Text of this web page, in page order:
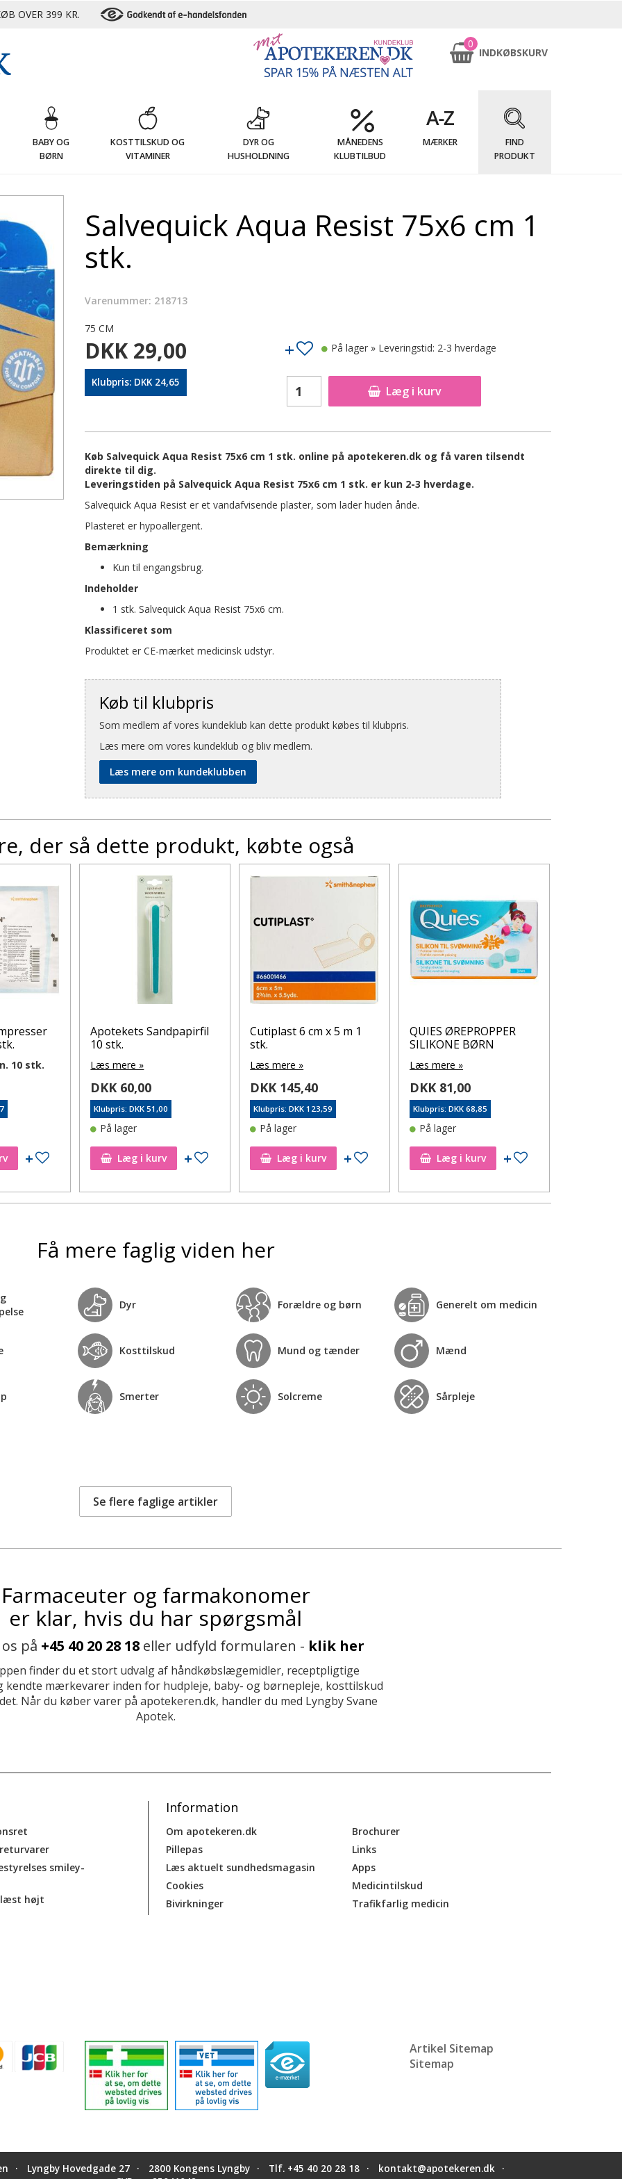
OVER 399 KR.
0
INDKØBSKURV
BABY OG
BØRN
KOSTTILSKUD OG
VITAMINER
DYR OG
HUSHOLDNING
MÅNEDENS
KLUBTILBUD
MÆRKER
FIND
PRODUKT
Salvequick Aqua Resist 75x6 cm 1
stk.
Varenummer: 218713
75 CM
DKK 29,00
Klubpris: DKK 24,65
Læg i kurv
På lager » Leveringstid: 2-3 hverdage
Køb Salvequick Aqua Resist 75x6 cm 1 stk. online på apotekeren.dk og få varen tilsendt
direkte til dig.
Leveringstiden på Salvequick Aqua Resist 75x6 cm 1 stk. er kun 2-3 hverdage.
Salvequick Aqua Resist er et vandafvisende plaster, som lader huden ånde.
Plasteret er hypoallergent.
Bemærkning
Kun til engangsbrug.
Indeholder
1 stk. Salvequick Aqua Resist 75x6 cm.
Klassificeret som
Produktet er CE-mærket medicinsk udstyr.
Køb til klubpris
Som medlem af vores kundeklub kan dette produkt købes til klubpris.
Læs mere om vores kundeklub og bliv medlem.
Læs mere om kundeklubben
der så dette produkt, købte også
10 stk.
Tilføj til ønskeseddel
Apotekets Sandpapirfil
10 stk.
Læs mere »
DKK 60,00
Klubpris: DKK 51,00
På lager
Læg i kurv Tilføj til ønskeseddel
Cutiplast 6 cm x 5 m 1
stk.
Læs mere »
DKK 145,40
Klubpris: DKK 123,59
På lager
Læg i kurv Tilføj til ønskeseddel
QUIES ØREPROPPER
SILIKONE BØRN
Læs mere »
DKK 81,00
Klubpris: DKK 68,85
På lager
Læg i kurv Tilføj til ønskeseddel
Få mere faglig viden her
Dyr Forældre og børn Generelt om medicin
Kosttilskud Mund og tænder Mænd
Smerter Solcreme Sårpleje
Se flere faglige artikler
Farmaceuter og farmakonomer
er klar, hvis du har spørgsmål
på +45 40 20 28 18 eller udfyld formularen - klik her
finder du et stort udvalg af håndkøbslægemidler, receptpligtige
kendte mærkevarer inden for hudpleje, baby- og børnepleje, kosttilskud
Når du køber varer på apotekeren.dk, handler du med Lyngby Svane
Apotek.
smiley-
læst højt
Information
Om apotekeren.dk
Pillepas
Læs aktuelt sundhedsmagasin
Cookies
Bivirkninger
Brochurer
Links
Apps
Medicintilskud
Trafikfarlig medicin
Artikel Sitemap
Sitemap
Lyngby Hovedgade 27 2800 Kongens Lyngby Tlf. +45 40 20 28 18
kontakt@apotekeren.dk